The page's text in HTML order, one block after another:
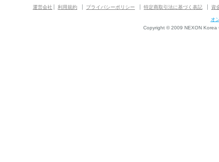
運営会社 利用規約 プライバシーポリシー 特定商取引法に基づく表記 資
オ
Copyright © 2009 NEXON Korea